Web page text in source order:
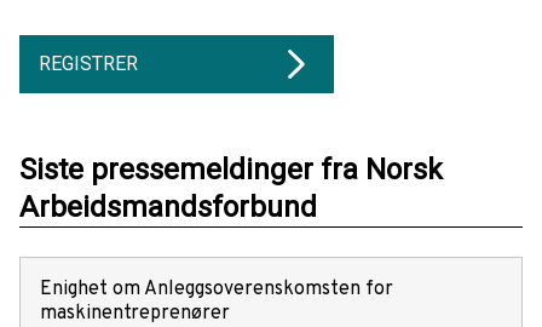
REGISTRER
Siste pressemeldinger fra Norsk
Arbeidsmandsforbund
Enighet om Anleggsoverenskomsten for
maskinentreprenører